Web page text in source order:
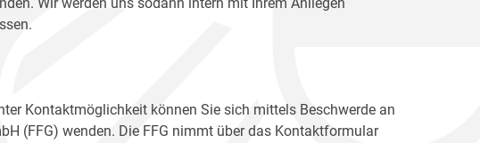
Kontaktmöglichkeit können Sie sich mittels Beschwerde an
(FFG) wenden. Die FFG nimmt über das Kontaktformular